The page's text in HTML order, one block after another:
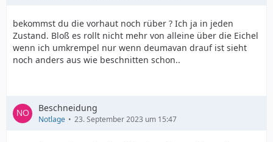
bekommst du die vorhaut noch rüber ? Ich ja in jeden
Zustand. Bloß es rollt nicht mehr von alleine über die Eichel
wenn ich umkrempel nur wenn deumavan drauf ist sieht
noch anders aus wie beschnitten schon..
Beschneidung
Notlage 23. September 2023 um 15:47